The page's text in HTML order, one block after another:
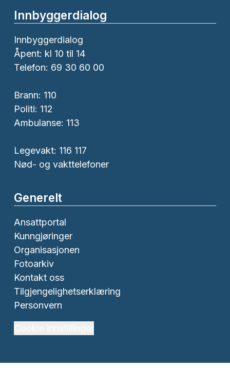
Innbyggerdialog
Innbyggerdialog
Åpent: kl 10 til 14
Telefon: 69 30 60 00
Brann: 110
Politi: 112
Ambulanse: 113
Legevakt: 116 117
Nød- og vakttelefoner
Generelt
Ansattportal
Kunngjøringer
Organisasjonen
Fotoarkiv
Kontakt oss
Tilgjengelighetserklæring
Personvern